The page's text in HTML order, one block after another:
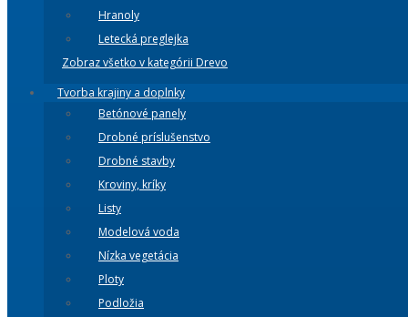
Hranoly
Letecká preglejka
Zobraz všetko v kategórii Drevo
Tvorba krajiny a doplnky
Betónové panely
Drobné príslušenstvo
Drobné stavby
Kroviny, kríky
Listy
Modelová voda
Nízka vegetácia
Ploty
Podložia